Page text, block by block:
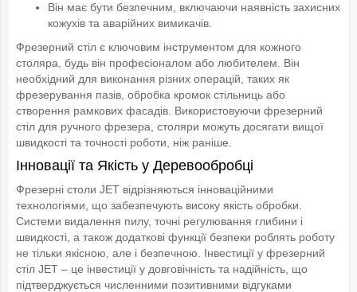
Він має бути безпечним, включаючи наявність захисних
кожухів та аварійних вимикачів.
Фрезерний стіл є ключовим інструментом для кожного
столяра, будь він професіоналом або любителем. Він
необхідний для виконання різних операцій, таких як
фрезерування пазів, обробка кромок стільниць або
створення рамкових фасадів. Використовуючи фрезерний
стіл для ручного фрезера, столяри можуть досягати вищої
швидкості та точності роботи, ніж раніше.
Інновації та Якість у Деревообробці
Фрезерні столи JET відрізняються інноваційними
технологіями, що забезпечують високу якість обробки.
Системи видалення пилу, точні регулювання глибини і
швидкості, а також додаткові функції безпеки роблять роботу
не тільки якісною, але і безпечною. Інвестиції у фрезерний
стіл JET – це інвестиції у довговічність та надійність, що
підтверджується численними позитивними відгуками